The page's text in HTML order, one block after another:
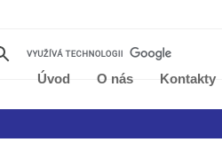
Úvod O nás Kontakty